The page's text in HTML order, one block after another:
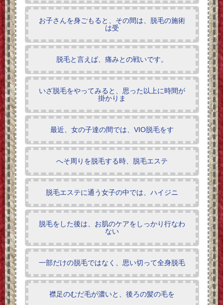
お子さんを身ごもると、その間は、脱毛の施術
は受
脱毛と言えば、痛みとの戦いです。
いざ脱毛をやってみると、思った以上に時間が
掛かりま
最近、女の子達の間では、VIO脱毛をす
へそ周りを脱毛する時、脱毛エステ
脱毛エステに通う女子の中では、ハイジニ
脱毛をした後は、お肌のケアをしっかり行なわ
ない
一部だけの脱毛ではなく、思い切って全身脱毛
襟足のむだ毛が濃いと、後ろの髪の毛を